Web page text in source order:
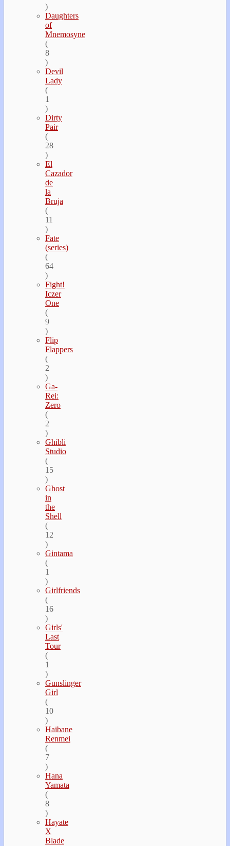
)
Daughters
of
Mnemosyne
(
8
)
Devil
Lady
(
1
)
Dirty
Pair
(
28
)
El
Cazador
de
la
Bruja
(
11
)
Fate
(series)
(
64
)
Fight!
Iczer
One
(
9
)
Flip
Flappers
(
2
)
Ga-
Rei:
Zero
(
2
)
Ghibli
Studio
(
15
)
Ghost
in
the
Shell
(
12
)
Gintama
(
1
)
Girlfriends
(
16
)
Girls'
Last
Tour
(
1
)
Gunslinger
Girl
(
10
)
Haibane
Renmei
(
7
)
Hana
Yamata
(
8
)
Hayate
Х
Blade